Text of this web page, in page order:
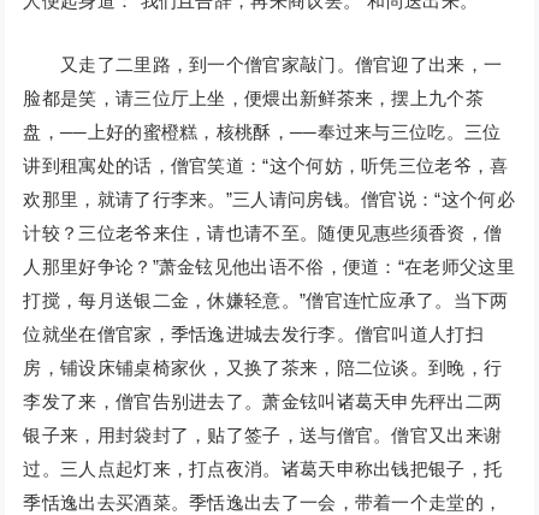
又走了二里路，到一个僧官家敲门。僧官迎了出来，一
脸都是笑，请三位厅上坐，便煨出新鲜茶来，摆上九个茶
盘，──上好的蜜橙糕，核桃酥，──奉过来与三位吃。三位
讲到租寓处的话，僧官笑道：“这个何妨，听凭三位老爷，喜
欢那里，就请了行李来。”三人请问房钱。僧官说：“这个何必
计较？三位老爷来住，请也请不至。随便见惠些须香资，僧
人那里好争论？”萧金铉见他出语不俗，便道：“在老师父这里
打搅，每月送银二金，休嫌轻意。”僧官连忙应承了。当下两
位就坐在僧官家，季恬逸进城去发行李。僧官叫道人打扫
房，铺设床铺桌椅家伙，又换了茶来，陪二位谈。到晚，行
李发了来，僧官告别进去了。萧金铉叫诸葛天申先秤出二两
银子来，用封袋封了，贴了签子，送与僧官。僧官又出来谢
过。三人点起灯来，打点夜消。诸葛天申称出钱把银子，托
季恬逸出去买酒菜。季恬逸出去了一会，带着一个走堂的，